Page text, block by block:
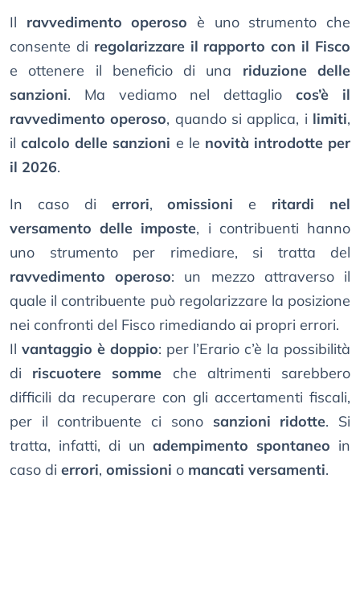
Il ravvedimento operoso è uno strumento che
consente di regolarizzare il rapporto con il Fisco
e ottenere il beneficio di una riduzione delle
sanzioni. Ma vediamo nel dettagliocos’è il
ravvedimento operoso, quando si applica, i limiti,
ilcalcolo delle sanzioni e le novità introdotte per
il 2026.
In caso di errori,omissioni e ritardi nel
versamento delle imposte, i contribuenti hanno
uno strumento per rimediare, si tratta del
ravvedimento operoso: un mezzo attraverso il
quale il contribuente può regolarizzare la posizione
nei confronti del Fisco rimediando ai propri errori.
Il vantaggio è doppio: per l’Erario c’è la possibilità
di riscuotere somme che altrimenti sarebbero
difficili da recuperare con gli accertamenti fiscali,
per il contribuente ci sono sanzioni ridotte. Si
tratta, infatti, di unadempimento spontaneo in
caso di errori, omissioni o mancati versamenti.